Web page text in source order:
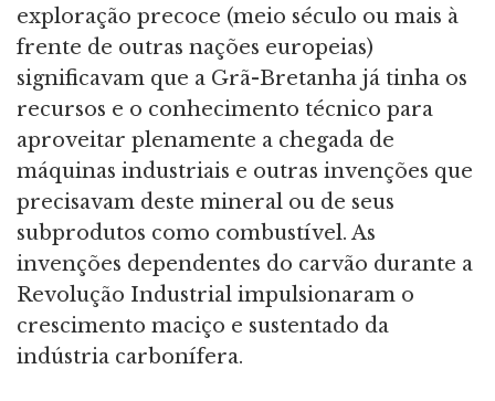
exploração precoce (meio século ou mais à
frente de outras nações europeias)
significavam que a Grã-Bretanha já tinha os
recursos e o conhecimento técnico para
aproveitar plenamente a chegada de
máquinas industriais e outras invenções que
precisavam deste mineral ou de seus
subprodutos como combustível. As
invenções dependentes do carvão durante a
Revolução Industrial impulsionaram o
crescimento maciço e sustentado da
indústria carbonífera.